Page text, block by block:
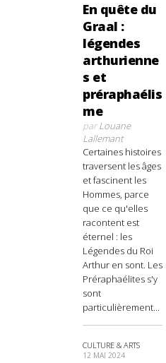
En quête du
Graal :
légendes
arthurienne
s et
préraphaélis
me
parLouane
Lallemant
Certaines histoires
traversent les âges
et fascinent les
Hommes, parce
que ce qu'elles
racontent est
éternel : les
Légendes du Roi
Arthur en sont. Les
Préraphaélites s'y
sont
particulièrement...
CULTURE & ARTS
12 MAI 2024